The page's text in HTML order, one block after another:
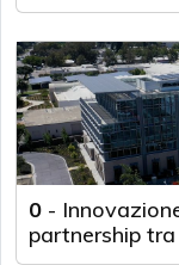
0 -
partnership